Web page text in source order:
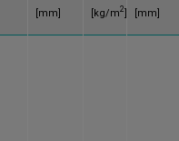
[mm] [kg/m2] [mm]